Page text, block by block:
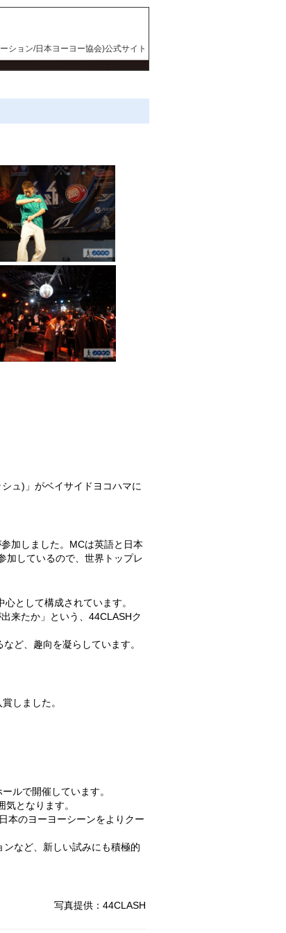
ション/日本ヨーヨー協会)公式サイト
ュ)」がベイサイドヨコハマに
加しました。MCは英語と日本
加しているので、世界トップレ
として構成されています。
来たか」という、44CLASHク
ど、趣向を凝らしています。
しました。
ルで開催しています。
となります。
本のヨーヨーシーンをよりクー
など、新しい試みにも積極的
写真提供：44CLASH